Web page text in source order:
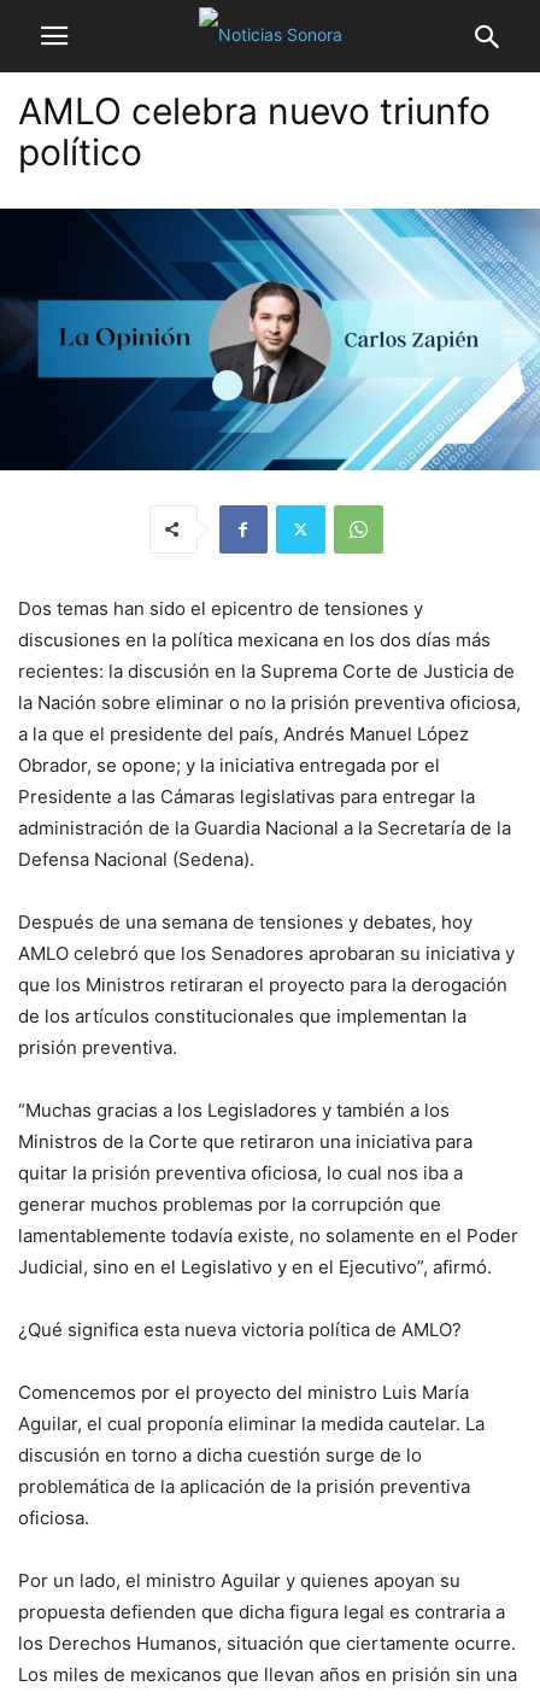
AMLO celebra nuevo triunfo
político
Dos temas han sido el epicentro de tensiones y
discusiones en la política mexicana en los dos días más
recientes: la discusión en la Suprema Corte de Justicia de
la Nación sobre eliminar o no la prisión preventiva oficiosa,
a la que el presidente del país, Andrés Manuel López
Obrador, se opone; y la iniciativa entregada por el
Presidente a las Cámaras legislativas para entregar la
administración de la Guardia Nacional a la Secretaría de la
Defensa Nacional (Sedena).
Después de una semana de tensiones y debates, hoy
AMLO celebró que los Senadores aprobaran su iniciativa y
que los Ministros retiraran el proyecto para la derogación
de los artículos constitucionales que implementan la
prisión preventiva.
“Muchas gracias a los Legisladores y también a los
Ministros de la Corte que retiraron una iniciativa para
quitar la prisión preventiva oficiosa, lo cual nos iba a
generar muchos problemas por la corrupción que
lamentablemente todavía existe, no solamente en el Poder
Judicial, sino en el Legislativo y en el Ejecutivo”, afirmó.
¿Qué significa esta nueva victoria política de AMLO?
Comencemos por el proyecto del ministro Luis María
Aguilar, el cual proponía eliminar la medida cautelar. La
discusión en torno a dicha cuestión surge de lo
problemática de la aplicación de la prisión preventiva
oficiosa.
Por un lado, el ministro Aguilar y quienes apoyan su
propuesta defienden que dicha figura legal es contraria a
los Derechos Humanos, situación que ciertamente ocurre.
Los miles de mexicanos que llevan años en prisión sin una